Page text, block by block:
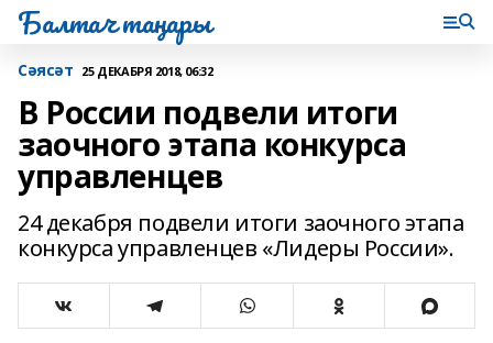
Балтач таңнары
Сәясәт 25 ДЕКАБРЯ 2018, 06:32
В России подвели итоги
заочного этапа конкурса
управленцев
24 декабря подвели итоги заочного этапа
конкурса управленцев «Лидеры России».